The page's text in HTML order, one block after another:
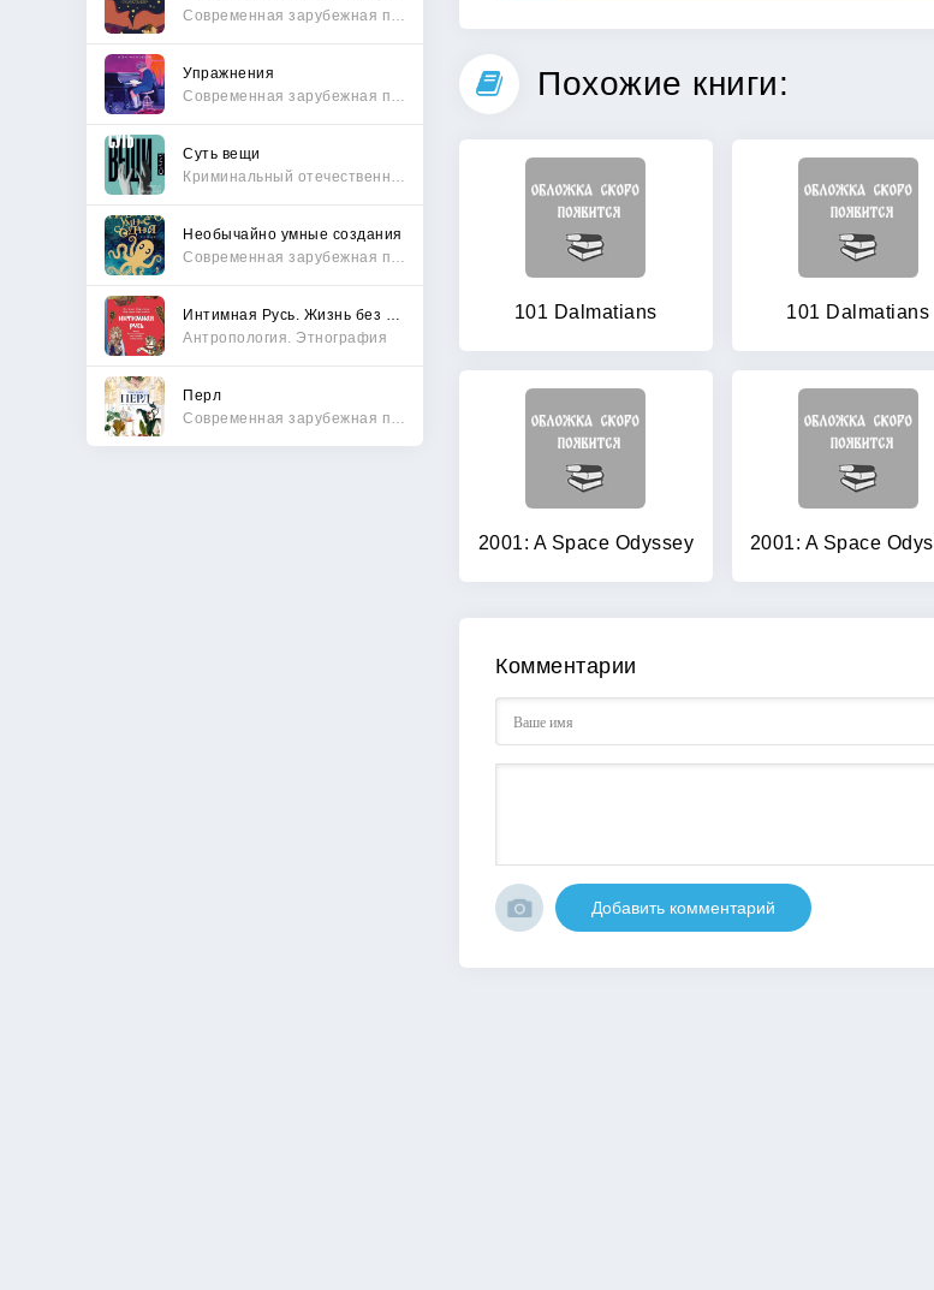
Упражнения
Суть вещи
Необычайно умные создания
Антропология. Этнография
Перл
Похожие книги:
101 Dalmatians 101 Dalmatians
2001: A Space Odyssey
Комментарии